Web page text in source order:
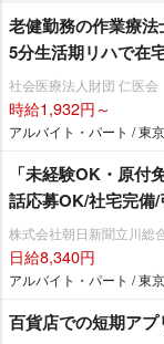
老健勤務の作業療
5分生活期リハで在
社会医療法人財団 仁医会
時給1,932円～
アルバイト・パート / 東
「未経験OK・原
話応募OK/社宅完備
株式会社朝日新聞立川総
日給8,340円
アルバイト・パート / 東
百貨店での短期ア